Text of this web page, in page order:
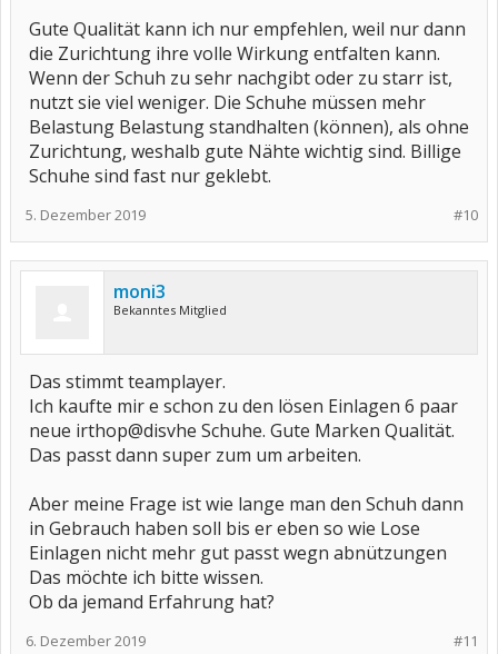
Gute Qualität kann ich nur empfehlen, weil nur dann
die Zurichtung ihre volle Wirkung entfalten kann.
Wenn der Schuh zu sehr nachgibt oder zu starr ist,
nutzt sie viel weniger. Die Schuhe müssen mehr
Belastung Belastung standhalten (können), als ohne
Zurichtung, weshalb gute Nähte wichtig sind. Billige
Schuhe sind fast nur geklebt.
#10
5. Dezember 2019
moni3
Bekanntes Mitglied
Das stimmt teamplayer.
Ich kaufte mir e schon zu den lösen Einlagen 6 paar
neue irthop@disvhe Schuhe. Gute Marken Qualität.
Das passt dann super zum um arbeiten.
Aber meine Frage ist wie lange man den Schuh dann
in Gebrauch haben soll bis er eben so wie Lose
Einlagen nicht mehr gut passt wegn abnützungen
Das möchte ich bitte wissen.
Ob da jemand Erfahrung hat?
#11
6. Dezember 2019